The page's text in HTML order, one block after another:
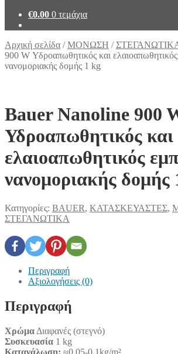
€0.00 0 τεμάχια
Αρχική σελίδα /ΜΟΝΩΣΗ /
900 W Υδροαπωθητικός και
νανομοριακής δομής 1 kg
Bauer Nanoline 900
Υδροαπωθητικός και
ελαιοαπωθητικός
νανομοριακής δομής
Κατηγορίες: BAUER, ΚΑΤΑΣΚΕΥΑΣΤΕΣ,
ΣΤΕΓΑΝΩΤΙΚΑ
Περιγραφή
Αξιολογήσεις (0)
Περιγραφή
Χρώμα Διαφανές (στεγνό)
Συσκευασία 1 kg
Κατανάλωση: ≈0,05-0,1kg/m²